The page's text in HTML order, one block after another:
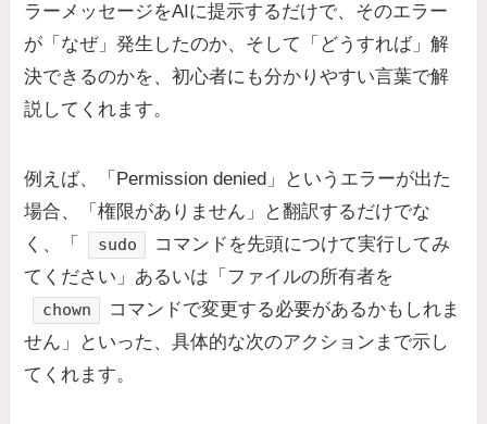
ラーメッセージをAIに提示するだけで、そのエラー
が「なぜ」発生したのか、そして「どうすれば」解
決できるのかを、初心者にも分かりやすい言葉で解
説してくれます。
例えば、「Permission denied」というエラーが出た
場合、「権限がありません」と翻訳するだけでな
く、「
sudo
コマンドを先頭につけて実行してみ
てください」あるいは「ファイルの所有者を
chown
コマンドで変更する必要があるかもしれま
せん」といった、具体的な次のアクションまで示し
てくれます。